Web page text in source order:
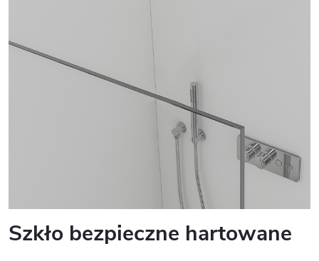
Szkło bezpieczne hartowane